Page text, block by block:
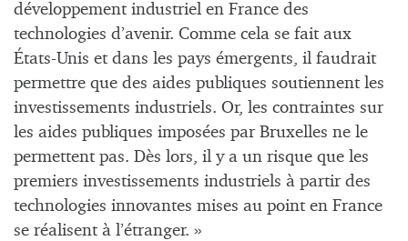
développement industriel en France des
technologies d’avenir. Comme cela se fait aux
États-Unis et dans les pays émergents, il faudrait
permettre que des aides publiques soutiennent les
investissements industriels. Or, les contraintes sur
les aides publiques imposées par Bruxelles ne le
permettent pas. Dès lors, il y a un risque que les
premiers investissements industriels à partir des
technologies innovantes mises au point en France
se réalisent à l’étranger. »